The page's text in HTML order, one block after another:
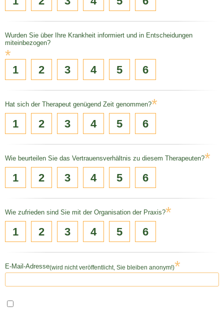
Wurden Sie über Ihre Krankheit informiert und in Entscheidungen
miteinbezogen?
*
1 2 3 4 5 6
Hat sich der Therapeut genügend Zeit genommen?*
1 2 3 4 5 6
Wie beurteilen Sie das Vertrauensverhältnis zu diesem Therapeuten?*
1 2 3 4 5 6
Wie zufrieden sind Sie mit der Organisation der Praxis?*
1 2 3 4 5 6
E-Mail-Adresse(wird nicht veröffentlicht, Sie bleiben anonym!)*